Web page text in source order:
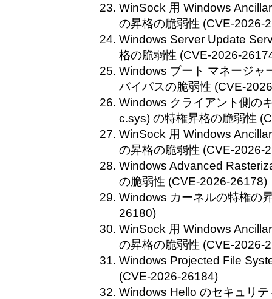
WinSock 用 Windows
の昇格の脆弱性 (CVE-2026-
Windows Server Update
格の脆弱性 (CVE-2026-
Windows ブート マネージャ
バイパスの脆弱性 (CVE-
Windows クライアント側の
c.sys) の特権昇格の脆弱性
WinSock 用 Windows
の昇格の脆弱性 (CVE-2026-
Windows Advanced
の脆弱性 (CVE-2026-26178)
Windows カーネルの特権の
26180)
WinSock 用 Windows
の昇格の脆弱性 (CVE-2026-
Windows Projected File
(CVE-2026-26184)
Windows Hello のセキュリ